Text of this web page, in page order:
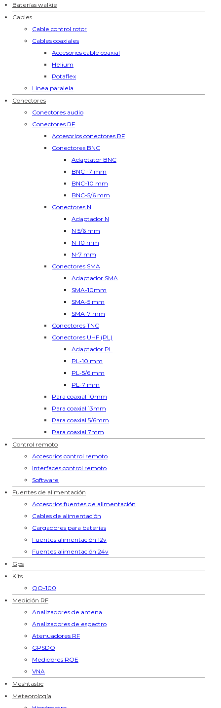
Baterías walkie
Cables
Cable control rotor
Cables coaxiales
Accesorios cable coaxial
Helium
Potaflex
Linea paralela
Conectores
Conectores audio
Conectores RF
Accesorios conectores RF
Conectores BNC
Adaptator BNC
BNC -7 mm
BNC-10 mm
BNC-5/6 mm
Conectores N
Adaptador N
N 5/6 mm
N-10 mm
N-7 mm
Conectores SMA
Adaptador SMA
SMA-10mm
SMA-5 mm
SMA-7 mm
Conectores TNC
Conectores UHF (PL)
Adaptador PL
PL-10 mm
PL-5/6 mm
PL-7 mm
Para coaxial 10mm
Para coaxial 13mm
Para coaxial 5/6mm
Para coaxial 7mm
Control remoto
Accesorios control remoto
Interfaces control remoto
Software
Fuentes de alimentación
Accesorios fuentes de alimentación
Cables de alimentación
Cargadores para baterías
Fuentes alimentación 12v
Fuentes alimentación 24v
Gps
Kits
QO-100
Medición RF
Analizadores de antena
Analizadores de espectro
Atenuadores RF
GPSDO
Medidores ROE
VNA
Meshtastic
Meteorología